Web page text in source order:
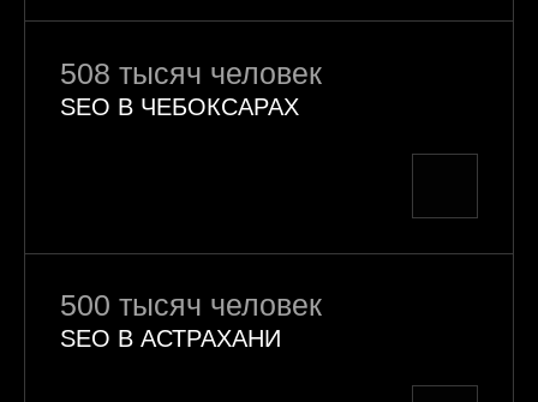
508 тысяч человек
SEO В ЧЕБОКСАРАХ
500 тысяч человек
SEO В АСТРАХАНИ